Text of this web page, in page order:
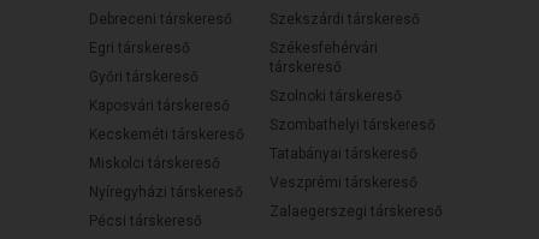
Debreceni társkereső
Egri társkereső
Győri társkereső
Kaposvári társkereső
Kecskeméti társkereső
Miskolci társkereső
Nyíregyházi társkereső
Pécsi társkereső
Szekszárdi társkereső
Székesfehérvári
társkereső
Szolnoki társkereső
Szombathelyi társkereső
Tatabányai társkereső
Veszprémi társkereső
Zalaegerszegi társkereső